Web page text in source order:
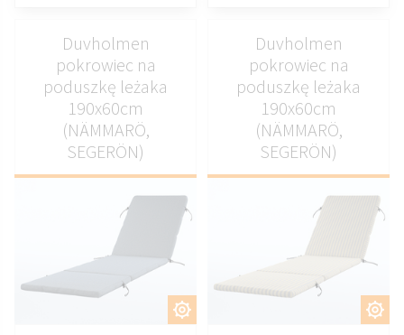
Duvholmen
pokrowiec na
poduszkę leżaka
190x60cm
(NÄMMARÖ,
SEGERÖN)
Duvholmen
pokrowiec na
poduszkę leżaka
190x60cm
(NÄMMARÖ,
SEGERÖN)